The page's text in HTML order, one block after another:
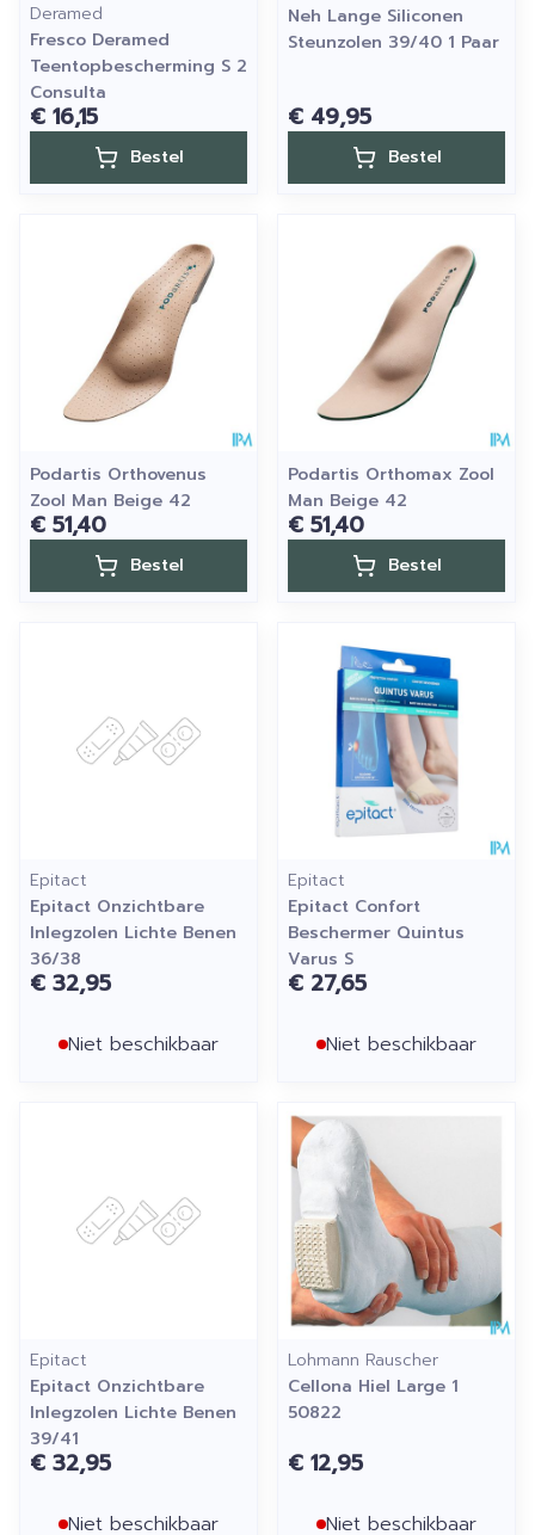
Deramed
Fresco Deramed
Teentopbescherming S 2
Consulta
€ 16,15
Bestel
Neh Lange Siliconen
Steunzolen 39/40 1 Paar
€ 49,95
Bestel
Podartis Orthovenus
Zool Man Beige 42
€ 51,40
Bestel
Podartis Orthomax Zool
Man Beige 42
€ 51,40
Bestel
Epitact
Epitact Onzichtbare
Inlegzolen Lichte Benen
36/38
€ 32,95
Niet beschikbaar
Epitact
Epitact Confort
Beschermer Quintus
Varus S
€ 27,65
Niet beschikbaar
Epitact
Epitact Onzichtbare
Inlegzolen Lichte Benen
39/41
€ 32,95
Niet beschikbaar
Lohmann Rauscher
Cellona Hiel Large 1
50822
€ 12,95
Niet beschikbaar